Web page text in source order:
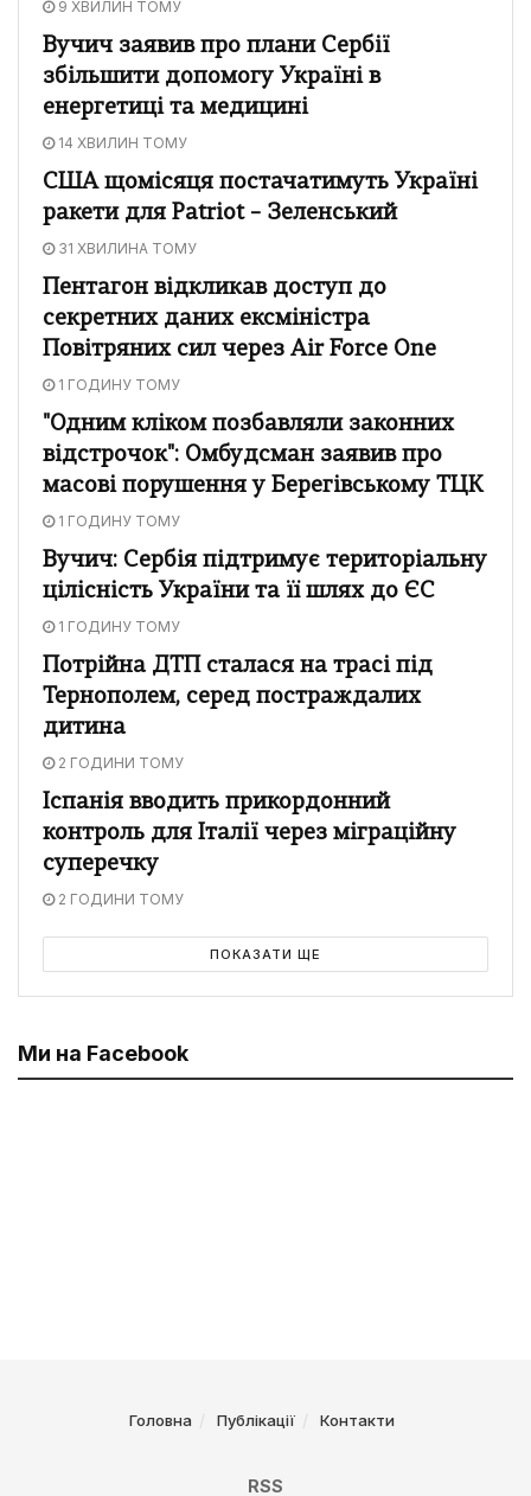
9 ХВИЛИН ТОМУ
Вучич заявив про плани Сербії
збільшити допомогу Україні в
енергетиці та медицині
14 ХВИЛИН ТОМУ
США щомісяця постачатимуть Україні
ракети для Patriot – Зеленський
31 ХВИЛИНА ТОМУ
Пентагон відкликав доступ до
секретних даних ексміністра
Повітряних сил через Air Force One
1 ГОДИНУ ТОМУ
"Одним кліком позбавляли законних
відстрочок": Омбудсман заявив про
масові порушення у Берегівському ТЦК
1 ГОДИНУ ТОМУ
Вучич: Сербія підтримує територіальну
цілісність України та її шлях до ЄС
1 ГОДИНУ ТОМУ
Потрійна ДТП сталася на трасі під
Тернополем, серед постраждалих
дитина
2 ГОДИНИ ТОМУ
Іспанія вводить прикордонний
контроль для Італії через міграційну
суперечку
2 ГОДИНИ ТОМУ
ПОКАЗАТИ ЩЕ
Ми на Facebook
Головна Публікації Контакти
RSS